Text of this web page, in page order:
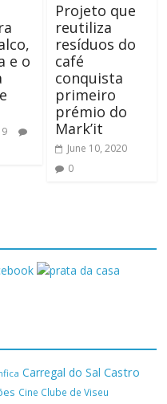
e o
Projeto que
reutiliza
resíduos do
café
conquista
primeiro
prémio do
Mark’it
June 10, 2020
0
Carregal do Sal Castro
Cine Clube de Viseu